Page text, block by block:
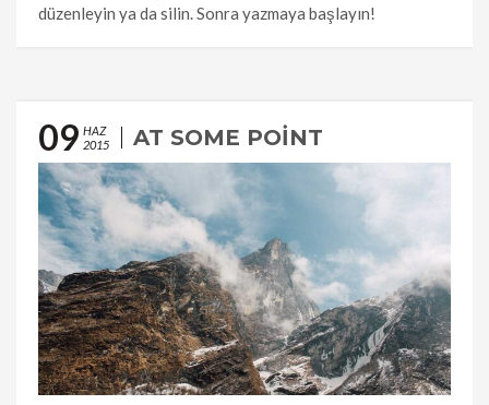
düzenleyin ya da silin. Sonra yazmaya başlayın!
09 HAZ
2015
AT SOME POINT